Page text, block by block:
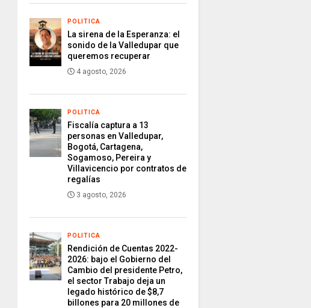
POLITICA
La sirena de la Esperanza: el
sonido de la Valledupar que
queremos recuperar
4 agosto, 2026
POLITICA
Fiscalía captura a 13
personas en Valledupar,
Bogotá, Cartagena,
Sogamoso, Pereira y
Villavicencio por contratos de
regalías
3 agosto, 2026
POLITICA
Rendición de Cuentas 2022-
2026: bajo el Gobierno del
Cambio del presidente Petro,
el sector Trabajo deja un
legado histórico de $8,7
billones para 20 millones de